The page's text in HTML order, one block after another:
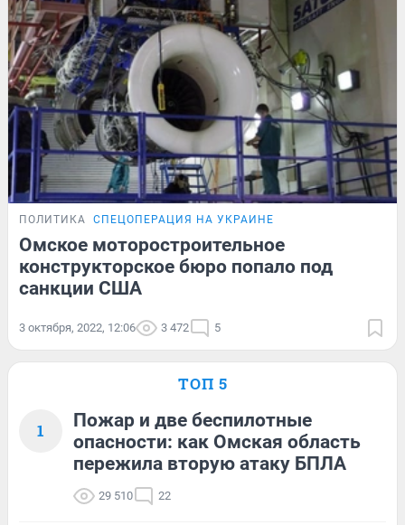
ПОЛИТИКА СПЕЦОПЕРАЦИЯ НА УКРАИНЕ
Омское моторостроительное
конструкторское бюро попало под
санкции США
3 октября, 2022, 12:06 3 472 5
ТОП 5
1
Пожар и две беспилотные
опасности: как Омская область
пережила вторую атаку БПЛА
29 510 22